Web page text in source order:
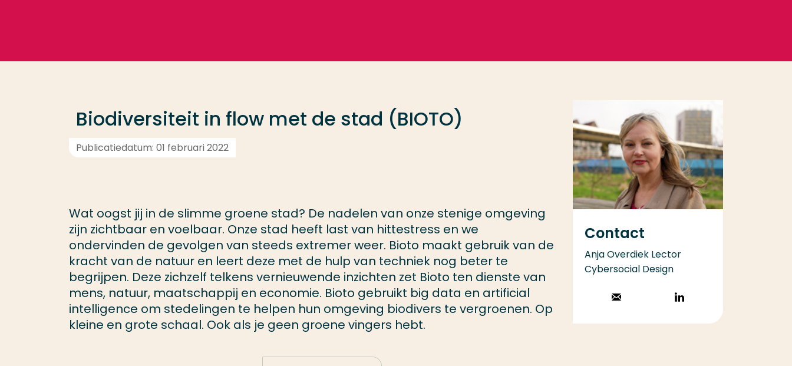
Biodiversiteit in flow met de stad (BIOTO)
Publicatiedatum: 01 februari 2022
Wat oogst jij in de slimme groene stad? De nadelen van onze stenige omgeving
zijn zichtbaar en voelbaar. Onze stad heeft last van hittestress en we
ondervinden de gevolgen van steeds extremer weer. Bioto maakt gebruik van de
kracht van de natuur en leert deze met de hulp van techniek nog beter te
begrijpen. Deze zichzelf telkens vernieuwende inzichten zet Bioto ten dienste van
mens, natuur, maatschappij en economie. Bioto gebruikt big data en artificial
intelligence om stedelingen te helpen hun omgeving biodivers te vergroenen. Op
kleine en grote schaal. Ook als je geen groene vingers hebt.
Contact
Anja Overdiek Lector
Cybersocial Design
Stuur een email
LinkedIn
Opleiding